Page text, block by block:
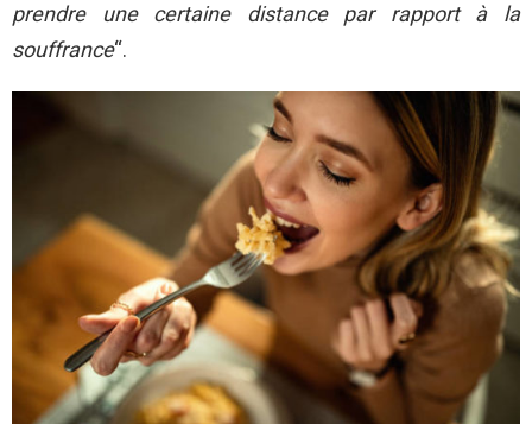
prendre une certaine distance par rapport à la
souffrance“.